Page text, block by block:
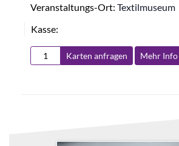
Veranstaltungs-Ort: Textilmuseum
Kasse:
Karten anfragen Mehr Info